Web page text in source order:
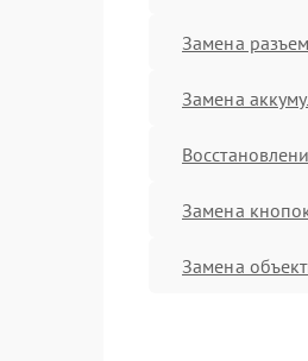
Замена
Замена
Замена
Замена